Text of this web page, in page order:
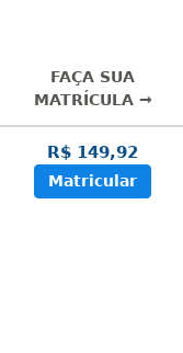
FAÇA SUA
MATRÍCULA →
R$ 149,92
Matricular